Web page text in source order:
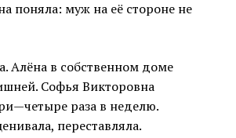
поняла: муж на её стороне не
Алёна в собственном доме
Софья Викторовна
раза в неделю.
переставляла.